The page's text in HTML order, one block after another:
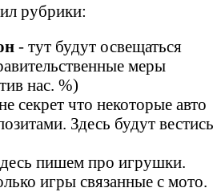
рубрики:
- тут будут освещаться
меры
нас. %)
секрет что некоторые авто
Здесь будут вестись
пишем про игрушки.
игры связанные с мото.